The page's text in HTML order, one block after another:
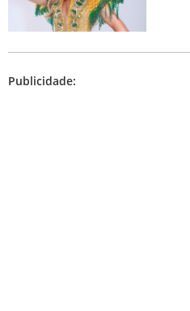
Publicidade: